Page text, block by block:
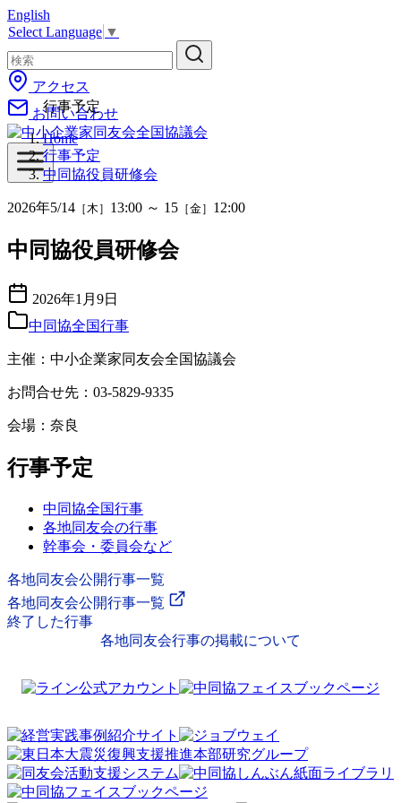
コ
ン
テ
ン
ツ
へ
移
動
English
Select Language ▼
アクセス
お問い合わせ
行事予定
Home
行事予定
中同協役員研修会
2026年5/14 ［木］ 13:00 ～ 15 ［金］ 12:00
中同協役員研修会
2026年1月9日
中同協全国行事
主催：中小企業家同友会全国協議会
お問合せ先：03-5829-9335
会場：奈良
行事予定
中同協全国行事
各地同友会の行事
幹事会・委員会など
各地同友会公開行事一覧
各地同友会公開行事一覧
終了した行事
各地同友会行事の掲載について